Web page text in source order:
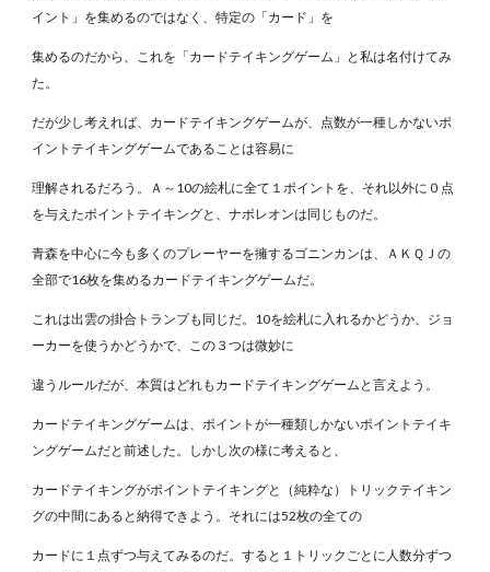
イント」を集めるのではなく、特定の「カード」を
集めるのだから、これを「カードテイキングゲーム」と私は名付けてみ
た。
だが少し考えれば、カードテイキングゲームが、点数が一種しかないポ
イントテイキングゲームであることは容易に
理解されるだろう。Ａ～10の絵札に全て１ポイントを、それ以外に０点
を与えたポイントテイキングと、ナポレオンは同じものだ。
青森を中心に今も多くのプレーヤーを擁するゴニンカンは、ＡＫＱＪの
全部で16枚を集めるカードテイキングゲームだ。
これは出雲の掛合トランプも同じだ。10を絵札に入れるかどうか、ジョ
ーカーを使うかどうかで、この３つは微妙に
違うルールだが、本質はどれもカードテイキングゲームと言えよう。
カードテイキングゲームは、ポイントが一種類しかないポイントテイキ
ングゲームだと前述した。しかし次の様に考えると、
カードテイキングがポイントテイキングと（純粋な）トリックテイキン
グの中間にあると納得できよう。それには52枚の全ての
カードに１点ずつ与えてみるのだ。すると１トリックごとに人数分ずつ